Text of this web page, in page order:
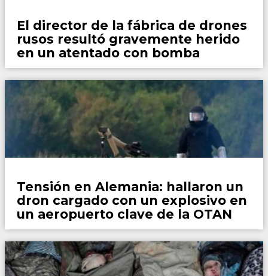
El director de la fábrica de drones
rusos resultó gravemente herido
en un atentado con bomba
Tensión en Alemania: hallaron un
dron cargado con un explosivo en
un aeropuerto clave de la OTAN